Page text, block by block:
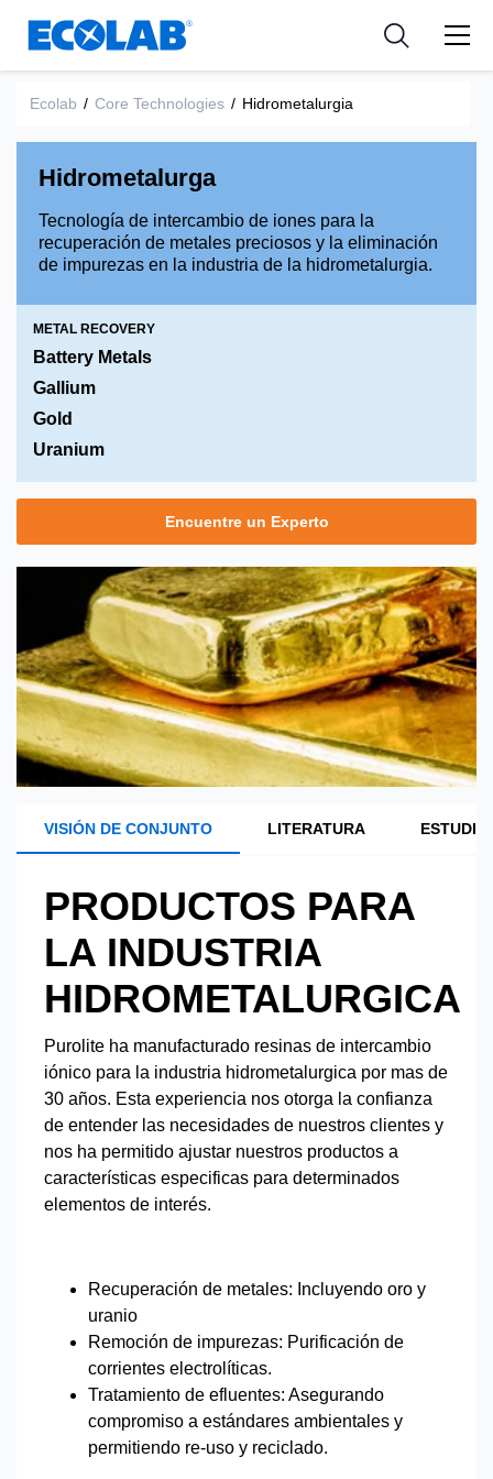
Resources
Aplicación
Empresa
Tipo de producto
Hidrometalurgia
/
Core Technologies
/
Ecolab
Hidrometalurga
Tecnología de intercambio de iones para la
recuperación de metales preciosos y la eliminación
de impurezas en la industria de la hidrometalurgia.
METAL RECOVERY
Battery Metals
Gallium
Gold
Uranium
Encuentre un Experto
VISIÓN DE CONJUNTO LITERATURA
PRODUCTOS PARA
LA INDUSTRIA
HIDROMETALURGICA
Purolite ha manufacturado resinas de intercambio
iónico para la industria hidrometalurgica por mas de
30 años. Esta experiencia nos otorga la confianza
de entender las necesidades de nuestros clientes y
nos ha permitido ajustar nuestros productos a
características especificas para determinados
elementos de interés.
Recuperación de metales: Incluyendo oro y
uranio
Remoción de impurezas: Purificación de
corrientes electrolíticas.
Tratamiento de efluentes: Asegurando
compromiso a estándares ambientales y
permitiendo re-uso y reciclado.